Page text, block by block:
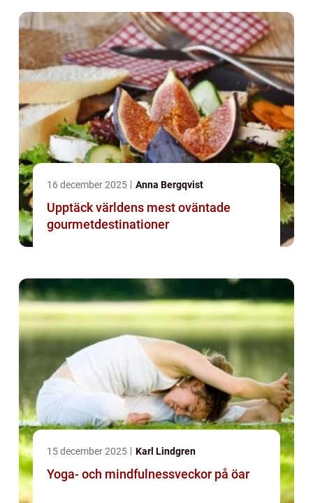
16 december 2025 Anna Bergqvist
Upptäck världens mest oväntade
gourmetdestinationer
15 december 2025 Karl Lindgren
Yoga- och mindfulnessveckor på öar